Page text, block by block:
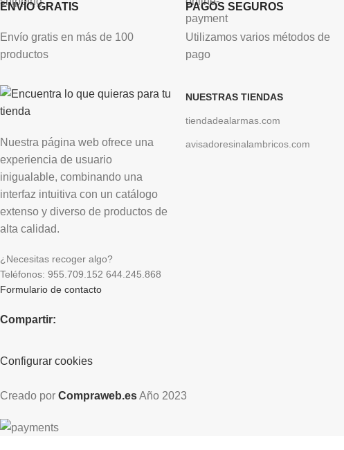
ENVÍO GRATIS
Envío gratis en más de 100
productos
PAGOS SEGUROS
Utilizamos varios métodos de
pago
Nuestra página web ofrece una
experiencia de usuario
inigualable, combinando una
interfaz intuitiva con un catálogo
extenso y diverso de productos de
alta calidad.
¿Necesitas recoger algo?
Teléfonos: 955.709.152 644.245.868
Formulario de contacto
Compartir:
NUESTRAS TIENDAS
tiendadealarmas.com
avisadoresinalambricos.com
Configurar cookies
Creado por Compraweb.esAño 2023